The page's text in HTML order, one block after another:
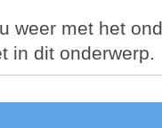
weer met het
in dit onderwerp.